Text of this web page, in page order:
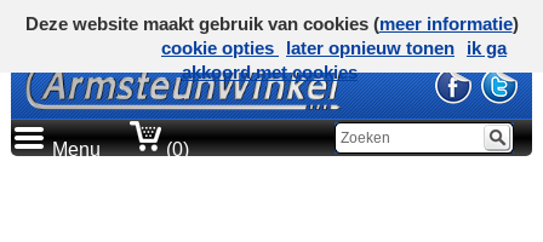
Menu (0)
Deze website maakt gebruik van cookies (meer informatie)
cookie opties
later opnieuw tonen
ik ga
akkoord met cookies